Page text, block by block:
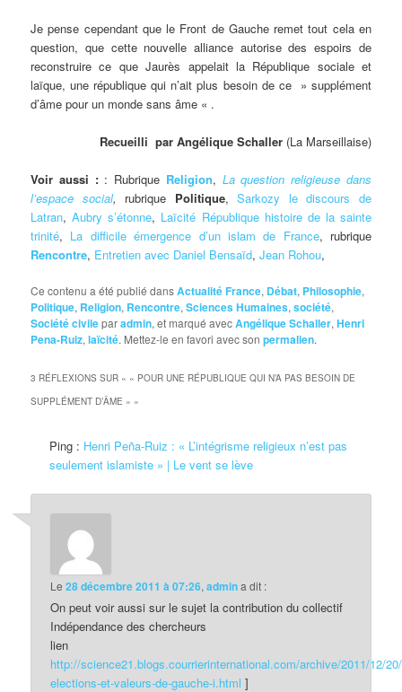
Je pense cependant que le Front de Gauche remet tout cela en
question, que cette nouvelle alliance autorise des espoirs de
reconstruire ce que Jaurès appelait la République sociale et
laïque, une république qui n’ait plus besoin de ce » supplément
d’âme pour un monde sans âme « .
Recueilli par Angélique Schaller (La Marseillaise)
Voir aussi : : Rubrique Religion, La question religieuse dans
l’espace social, rubrique Politique,Sarkozy le discours de
Latran,Aubry s’étonne, Laïcité République histoire de la sainte
trinité, La difficile émergence d’un islam de France, rubrique
Rencontre, Entretien avec Daniel Bensaïd,Jean Rohou,
Ce contenu a été publié dansActualité France, Débat, Philosophie,
Politique, Religion, Rencontre,Sciences Humaines,société,
Société civileparadmin, et marqué avecAngélique Schaller,Henri
Pena-Ruiz,laïcité. Mettez-le en favori avec sonpermalien.
3 RÉFLEXIONS SUR « « POUR UNE RÉPUBLIQUE QUI N’A PAS BESOIN DE
SUPPLÉMENT D’ÂME » »
Ping : Henri Peña-Ruiz : « L’intégrisme religieux n’est pas
seulement islamiste » | Le vent se lève
Le28 décembre 2011 à 07:26,admina dit :
On peut voir aussi sur le sujet la contribution du collectif
Indépendance des chercheurs
lien
http://science21.blogs.courrierinternational.com/archive/2011/12/
elections-et-valeurs-de-gauche-i.html ]